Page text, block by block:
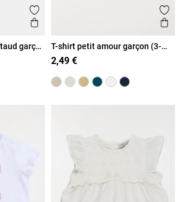
Ajouter aux favoris
Aperçu rapide
garçon
T-shirt petit amour garçon (3-
36M)
2,49 €